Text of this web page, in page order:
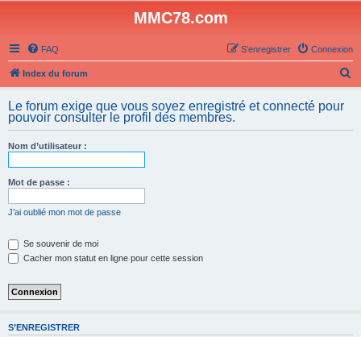
MMC78.com
FAQ Connexion
S’enregistrer
Index du forum
h
Le forum exige que vous soyez enregistré et connecté pour
pouvoir consulter le profil des membres.
Nom d’utilisateur :
Mot de passe :
J’ai oublié mon mot de passe
Se souvenir de moi
Cacher mon statut en ligne pour cette session
S’ENREGISTRER